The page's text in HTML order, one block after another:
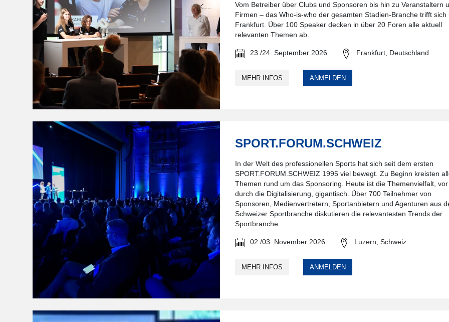
Vom Betreiber über Clubs und Sponsoren bis hin zu Veranstaltern
Firmen – das Who-is-who der gesamten Stadien-Branche trifft sich
Frankfurt. Über 100 Speaker decken in über 20 Foren alle aktuell
relevanten Themen ab.
23./24. September 2026 Frankfurt, Deutschland
MEHR INFOS ANMELDEN
SPORT.FORUM.SCHWEIZ
In der Welt des professionellen Sports hat sich seit dem ersten
SPORT.FORUM.SCHWEIZ 1995 viel bewegt. Zu Beginn kreisten
Themen rund um das Sponsoring. Heute ist die Themenvielfalt,
durch die Digitalisierung, gigantisch. Über 700 Teilnehmer von
Sponsoren, Medienvertretern, Sportanbietern und Agenturen aus
Schweizer Sportbranche diskutieren die relevantesten Trends der
Sportbranche.
02./03. November 2026 Luzern, Schweiz
MEHR INFOS ANMELDEN